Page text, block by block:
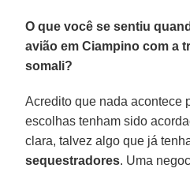
O que você se sentiu
avião em Ciampino com a
somali?
Acredito que nada acontece
escolhas tenham sido
clara, talvez algo que já
sequestradores. Uma